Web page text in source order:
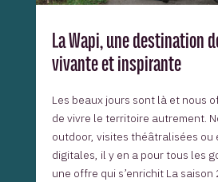
La Wapi, une destination
vivante et inspirante
Les beaux jours sont là et nous
de vivre le territoire autrement.
outdoor, visites théâtralisées ou
digitales, il y en a pour tous les
une offre qui s’enrichit La saison